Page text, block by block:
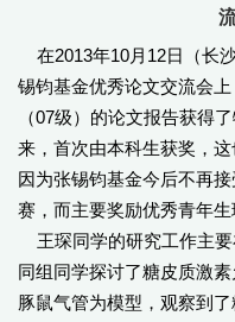
在2013年10月12日（长
锡钧基金优秀论文交流会
（07级）的论文报告获得
来，首次由本科生获奖，
因为张锡钧基金今后不再
赛，而主要奖励优秀青年生
王琛同学的研究工作主要
同组同学探讨了糖皮质激
豚鼠气管为模型，观察到